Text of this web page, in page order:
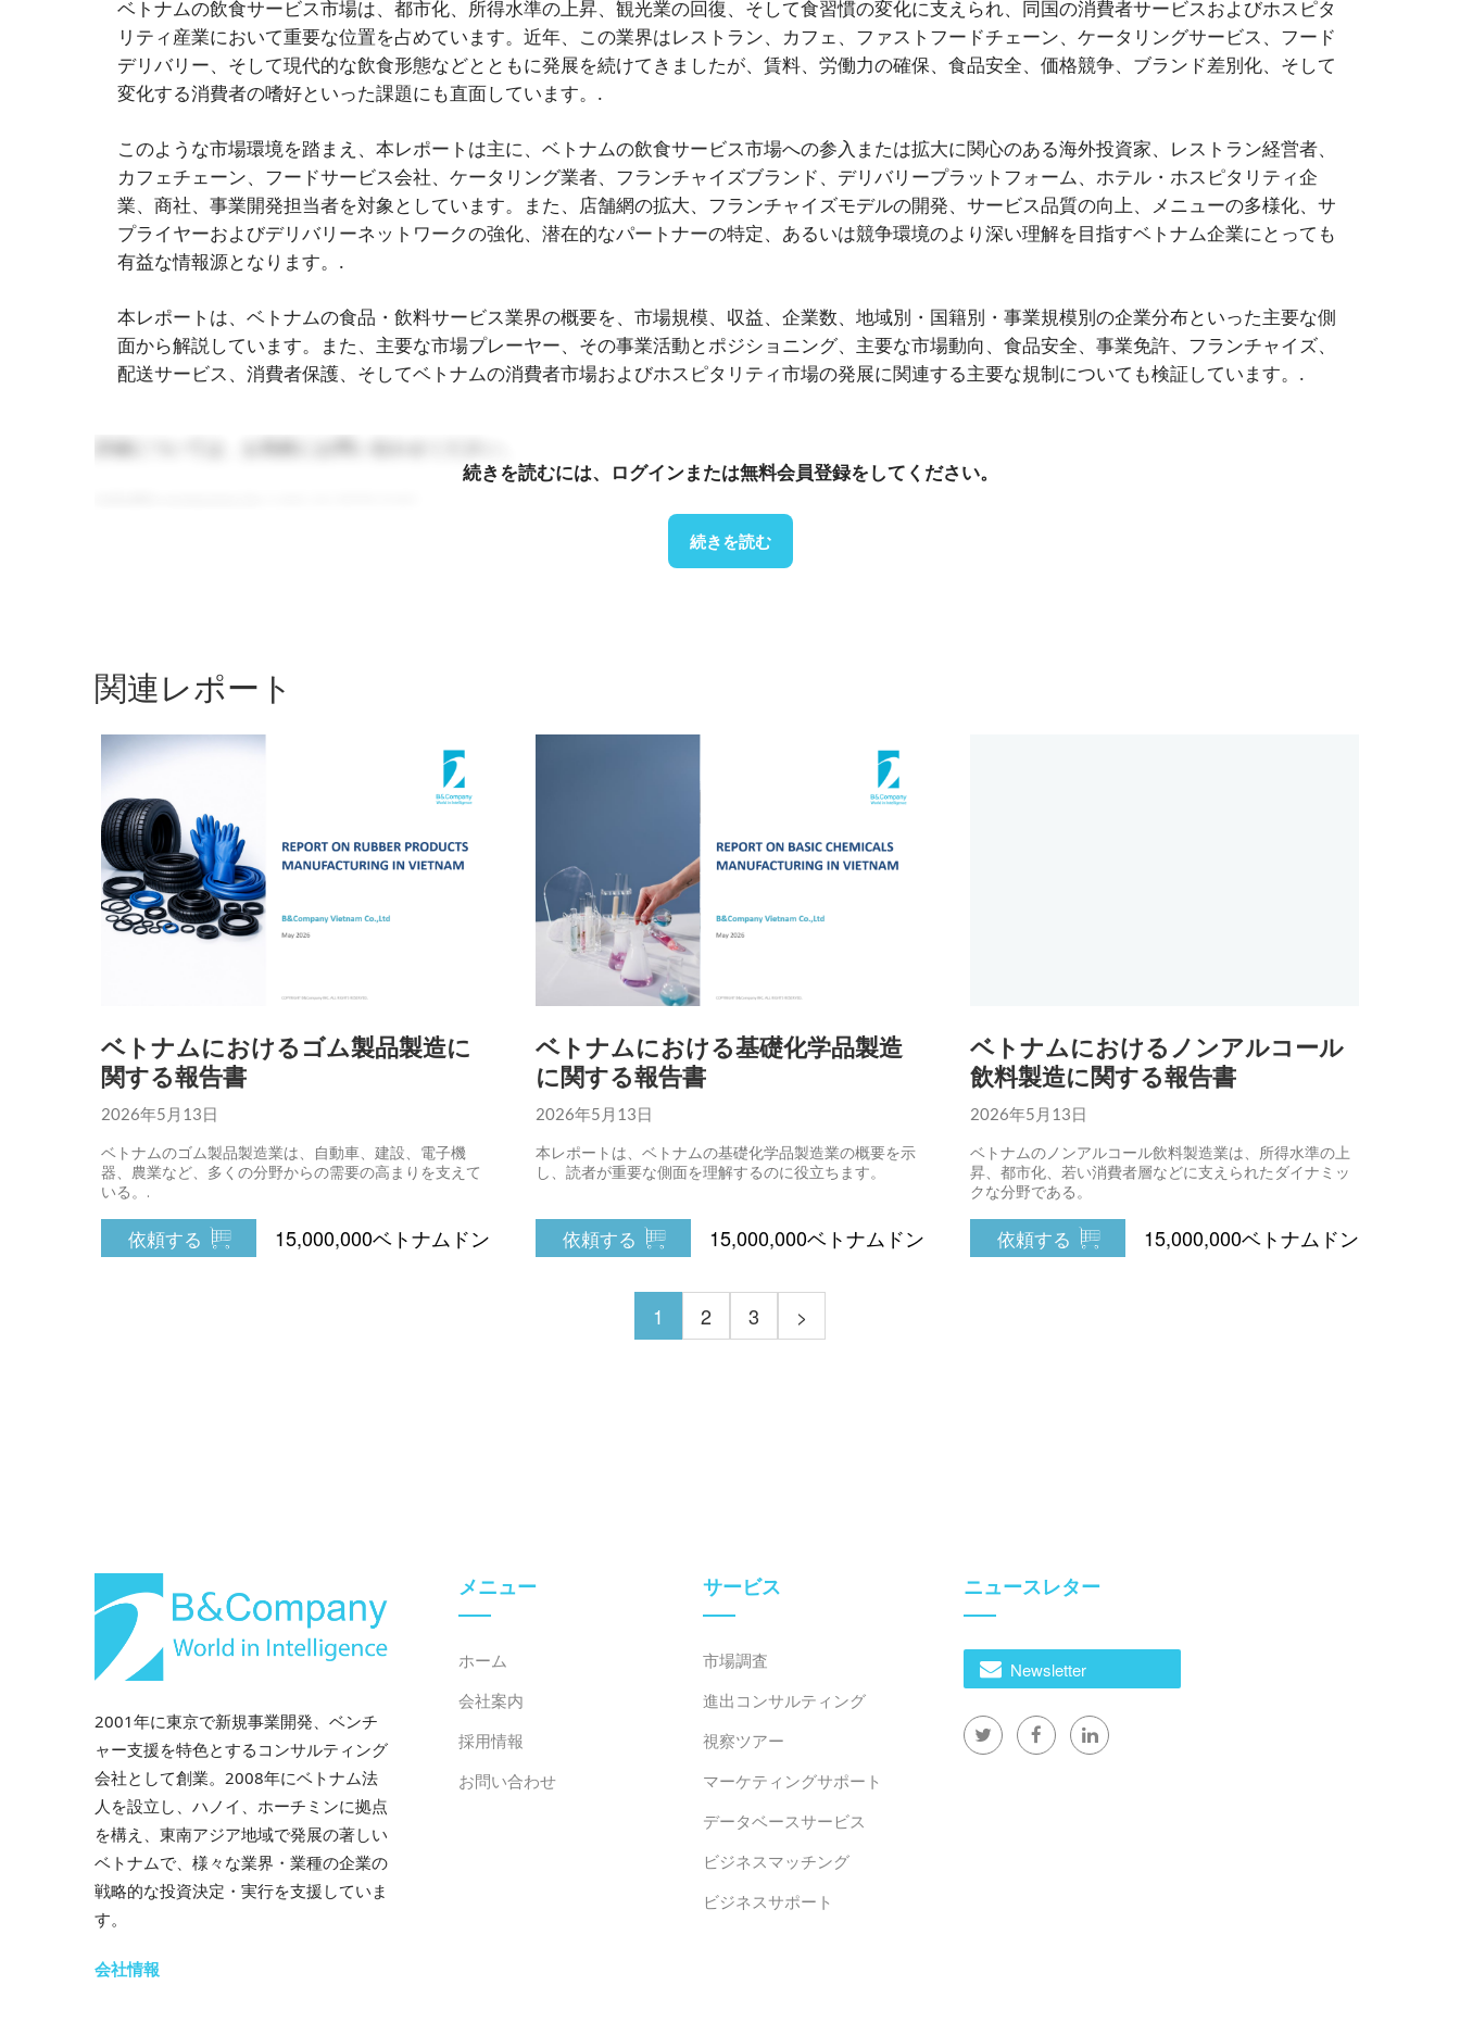
ベトナムの飲食サービス市場は、都市化、所得水準の上昇、観光業の回復、そして食習慣の変化に支えられ、同国の消費者サービスおよびホスピタ
リティ産業において重要な位置を占めています。近年、この業界はレストラン、カフェ、ファストフードチェーン、ケータリングサービス、フード
デリバリー、そして現代的な飲食形態などとともに発展を続けてきましたが、賃料、労働力の確保、食品安全、価格競争、ブランド差別化、そして
変化する消費者の嗜好といった課題にも直面しています。.
このような市場環境を踏まえ、本レポートは主に、ベトナムの飲食サービス市場への参入または拡大に関心のある海外投資家、レストラン経営者、
カフェチェーン、フードサービス会社、ケータリング業者、フランチャイズブランド、デリバリープラットフォーム、ホテル・ホスピタリティ企
業、商社、事業開発担当者を対象としています。また、店舗網の拡大、フランチャイズモデルの開発、サービス品質の向上、メニューの多様化、サ
プライヤーおよびデリバリーネットワークの強化、潜在的なパートナーの特定、あるいは競争環境のより深い理解を目指すベトナム企業にとっても
有益な情報源となります。.
本レポートは、ベトナムの食品・飲料サービス業界の概要を、市場規模、収益、企業数、地域別・国籍別・事業規模別の企業分布といった主要な側
面から解説しています。また、主要な市場プレーヤー、その事業活動とポジショニング、主要な市場動向、食品安全、事業免許、フランチャイズ、
配送サービス、消費者保護、そしてベトナムの消費者市場およびホスピタリティ市場の発展に関連する主要な規制についても検証しています。.
詳細については、お気軽にお問い合わせください。
続きを読むには、ログインまたは無料会員登録をしてください。
続きを読む
関連レポート
ベトナムにおけるゴム製品製造に
関する報告書
2026年5月13日
ベトナムのゴム製品製造業は、自動車、建設、電子機
器、農業など、多くの分野からの需要の高まりを支えて
いる。.
依頼する 15,000,000ベトナムドン
ベトナムにおける基礎化学品製造
に関する報告書
2026年5月13日
本レポートは、ベトナムの基礎化学品製造業の概要を示
し、読者が重要な側面を理解するのに役立ちます。
依頼する 15,000,000ベトナムドン
ベトナムにおけるノンアルコール
飲料製造に関する報告書
2026年5月13日
ベトナムのノンアルコール飲料製造業は、所得水準の上
昇、都市化、若い消費者層などに支えられたダイナミッ
クな分野である。
依頼する 15,000,000ベトナムドン
1 2 3 >
2001年に東京で新規事業開発、ベンチ
ャー支援を特色とするコンサルティング
会社として創業。2008年にベトナム法
人を設立し、ハノイ、ホーチミンに拠点
を構え、東南アジア地域で発展の著しい
ベトナムで、様々な業界・業種の企業の
戦略的な投資決定・実行を支援していま
す。
会社情報
メニュー
ホーム
会社案内
採用情報
お問い合わせ
サービス
市場調査
進出コンサルティング
視察ツアー
マーケティングサポート
データベースサービス
ビジネスマッチング
ビジネスサポート
ニュースレター
Newsletter